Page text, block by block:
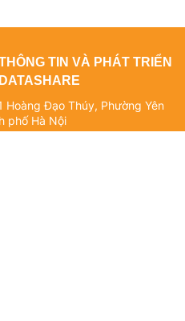
TIN VÀ PHÁT TRIỂN
Hoàng Đạo Thúy, Phường Yên
phố Hà Nội